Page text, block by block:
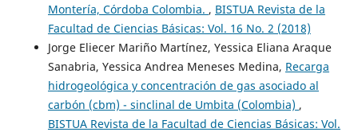
Montería, Córdoba Colombia. , BISTUA Revista de la
Facultad de Ciencias Básicas: Vol. 16 No. 2 (2018)
Jorge Eliecer Mariño Martínez, Yessica Eliana Araque
Sanabria, Yessica Andrea Meneses Medina, Recarga
hidrogeológica y concentración de gas asociado al
carbón (cbm) - sinclinal de Umbita (Colombia) ,
BISTUA Revista de la Facultad de Ciencias Básicas: Vol.